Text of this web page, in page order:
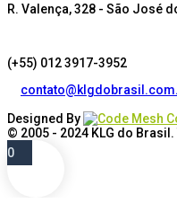
R. Valença, 328 - São José
(+55) 012 3917-3952
Designed By
© 2005 - 2024 KLG do Brasil
0